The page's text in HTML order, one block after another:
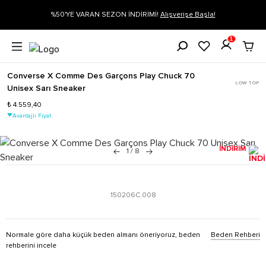
Siparişin 1-3 iş günü içerisinde kargoya verilecektir.
1
Converse X Comme Des Garçons Play Chuck 70
Unisex Sarı Sneaker
LOW TOP
₺ 4.559,40
Avantajlı Fiyat
1 / 8 İNDİRİM
150206C.008
Normale göre daha küçük beden almanı öneriyoruz, beden
rehberini incele
Beden Rehberi